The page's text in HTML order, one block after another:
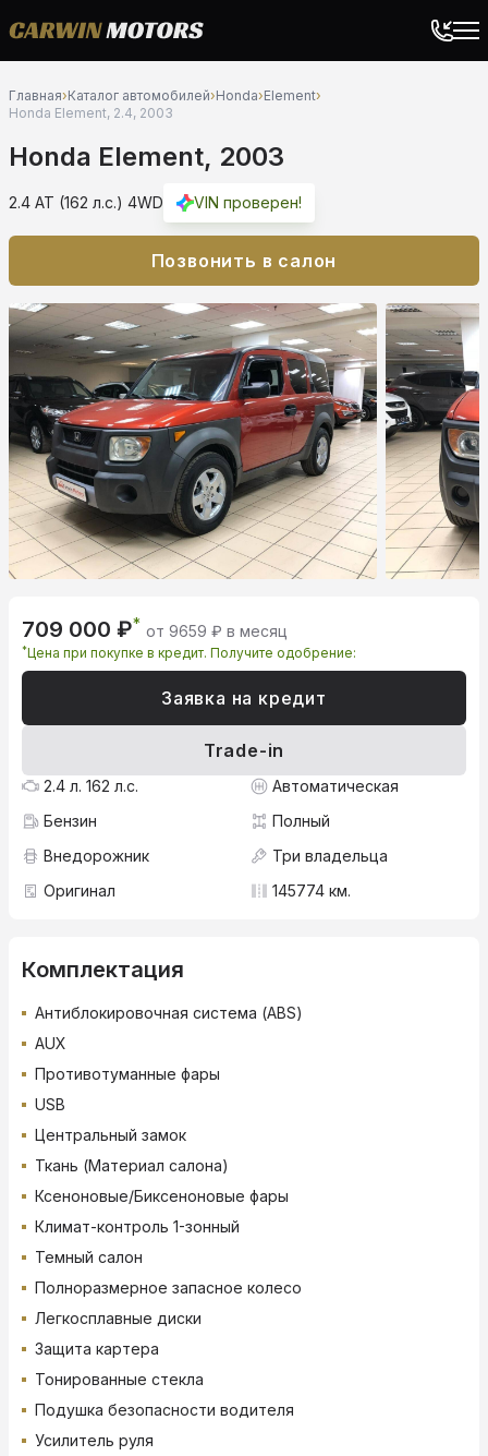
Главная›Каталог автомобилей›Honda›Element›
Honda Element, 2.4, 2003
Honda Element, 2003
2.4 AT (162 л.с.) 4WD VIN проверен!
Позвонить в салон
709 000 ₽* от 9659 ₽ в месяц
*Цена при покупке в кредит. Получите одобрение:
Заявка на кредит
Trade-in
2.4 л. 162 л.с.
Автоматическая
Бензин
Полный
Внедорожник
Три владельца
Оригинал
145774 км.
Комплектация
Антиблокировочная система (ABS)
AUX
Противотуманные фары
USB
Центральный замок
Ткань (Материал салона)
Ксеноновые/Биксеноновые фары
Климат-контроль 1-зонный
Темный салон
Полноразмерное запасное колесо
Легкосплавные диски
Защита картера
Тонированные стекла
Подушка безопасности водителя
Усилитель руля